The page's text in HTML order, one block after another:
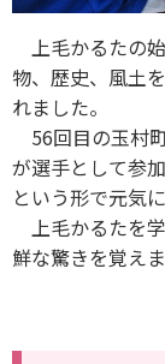
上毛かるたの
物、歴史、風土
れました。
56回目の玉村
が選手として参
という形で元気
上毛かるたを
鮮な驚きを覚えま